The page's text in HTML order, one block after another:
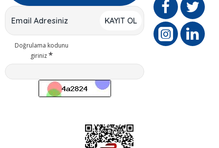
KAYIT OL
Doğrulama kodunu
giriniz